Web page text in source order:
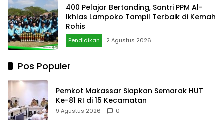
400 Pelajar Bertanding, Santri PPM Al-
Ikhlas Lampoko Tampil Terbaik di Kemah
Rohis
Pendidikan 2 Agustus 2026
Pos Populer
Pemkot Makassar Siapkan Semarak HUT
Ke-81 RI di 15 Kecamatan
9 Agustus 2026 0